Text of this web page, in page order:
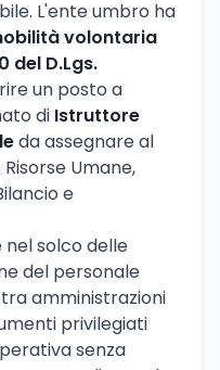
L'ente umbro ha
volontaria
del D.Lgs.
un posto a
di Istruttore
da assegnare al
Umane,
e
nel solco delle
del personale
amministrazioni
privilegiati
senza